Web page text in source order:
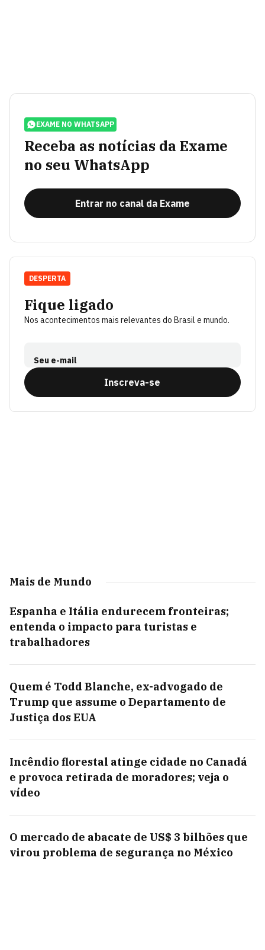
EXAME NO WHATSAPP
Receba as notícias da Exame
no seu WhatsApp
Entrar no canal da Exame
Fique ligado
Nos acontecimentos mais relevantes do Brasil e mundo.
Seu e-mail
Inscreva-se
DESPERTA
Mais de Mundo
Espanha e Itália endurecem fronteiras;
entenda o impacto para turistas e
trabalhadores
Quem é Todd Blanche, ex-advogado de
Trump que assume o Departamento de
Justiça dos EUA
Incêndio florestal atinge cidade no Canadá
e provoca retirada de moradores; veja o
vídeo
O mercado de abacate de US$ 3 bilhões que
virou problema de segurança no México